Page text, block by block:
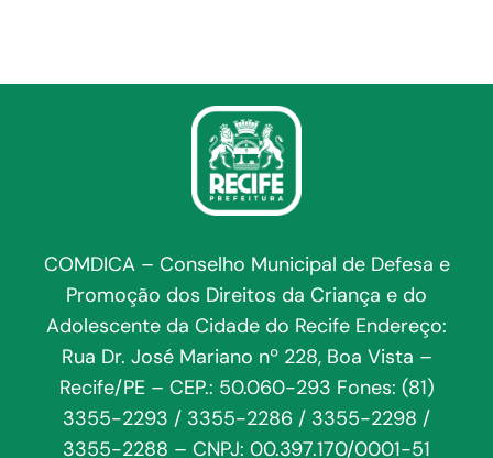
COMDICA – Conselho Municipal de Defesa e
Promoção dos Direitos da Criança e do
Adolescente da Cidade do Recife Endereço:
Rua Dr. José Mariano nº 228, Boa Vista –
Recife/PE – CEP.: 50.060-293 Fones: (81)
3355-2293 / 3355-2286 / 3355-2298 /
3355-2288 – CNPJ: 00.397.170/0001-51